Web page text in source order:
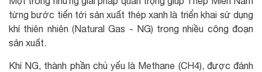
từng bước tiến tới sản xuất thép xanh là triển khai sử dụng
khí thiên nhiên (Natural Gas - NG) trong nhiều công đoạn
sản xuất.
Khí NG, thành phần chủ yếu là Methane (CH4), được đánh